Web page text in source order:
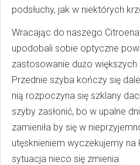
podsłuchy, jak w niektórych
Wracając do naszego
upodobali sobie optyczne
zastosowanie dużo większych
Przednie szyba kończy się
nią rozpoczyna się szklany
szyby zasłonić, bo w upalne
zamieniła by się w
utęsknieniem wyczekujemy
sytuacja nieco się zmienia.